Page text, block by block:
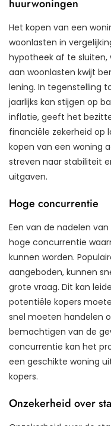
huurwoningen
Het kopen van een
woonlasten in
hypotheek af te sluiten,
aan woonlasten kwijt
lening. In tegenstelling
jaarlijks kan stijgen op
inflatie, geeft het
financiële zekerheid op
kopen van een woning
streven naar stabiliteit
uitgaven.
Hoge concurrentie
Een van de nadelen
hoge concurrentie
kunnen worden.
aangeboden, kunnen
grote vraag. Dit kan
potentiële kopers
snel moeten handelen
bemachtigen van de
concurrentie kan het
een geschikte woning
kopers.
Onzekerheid over